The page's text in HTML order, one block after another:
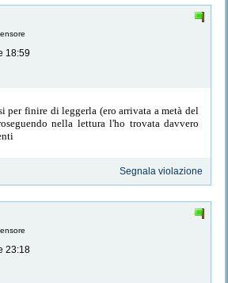
18:59
per finire di leggerla (ero arrivata a metà del
nella lettura l'ho trovata davvero
Segnala violazione
23:18